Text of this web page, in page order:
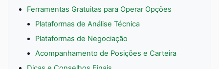
Ferramentas Gratuitas para Operar Opções
Plataformas de Análise Técnica
Plataformas de Negociação
Acompanhamento de Posições e Carteira